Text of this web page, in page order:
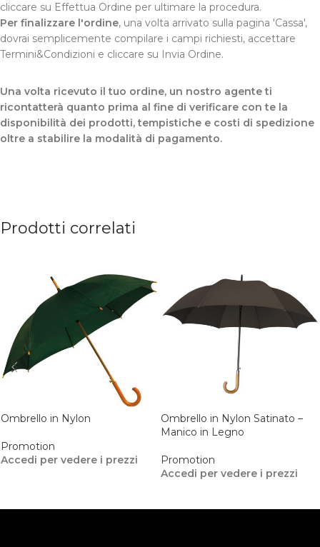
cliccare su Effettua Ordine per ultimare la procedura.
Per finalizzare l'ordine, una volta arrivato sulla pagina 'Cassa',
dovrai semplicemente compilare i campi richiesti, accettare
Termini&Condizioni e cliccare su Invia Ordine.
Una volta ricevuto il tuo ordine, un nostro agente ti
ricontatterà quanto prima al fine di verificare con te la
disponibilità dei prodotti, tempistiche e costi di spedizione
oltre a stabilire la modalità di pagamento.
Prodotti correlati
Ombrello in Nylon
Promotion
Accedi per vedere i prezzi
Ombrello in Nylon Satinato –
Manico in Legno
Promotion
Accedi per vedere i prezzi